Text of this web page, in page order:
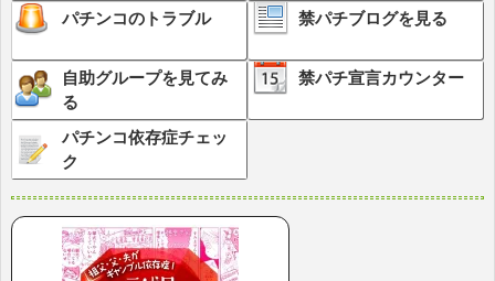
パチンコのトラブル 禁パチブログを見る
自助グループを見てみ
る
禁パチ宣言カウンター
パチンコ依存症チェッ
ク